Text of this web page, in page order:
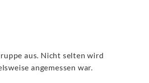
aus. Nicht selten wird
angemessen war.